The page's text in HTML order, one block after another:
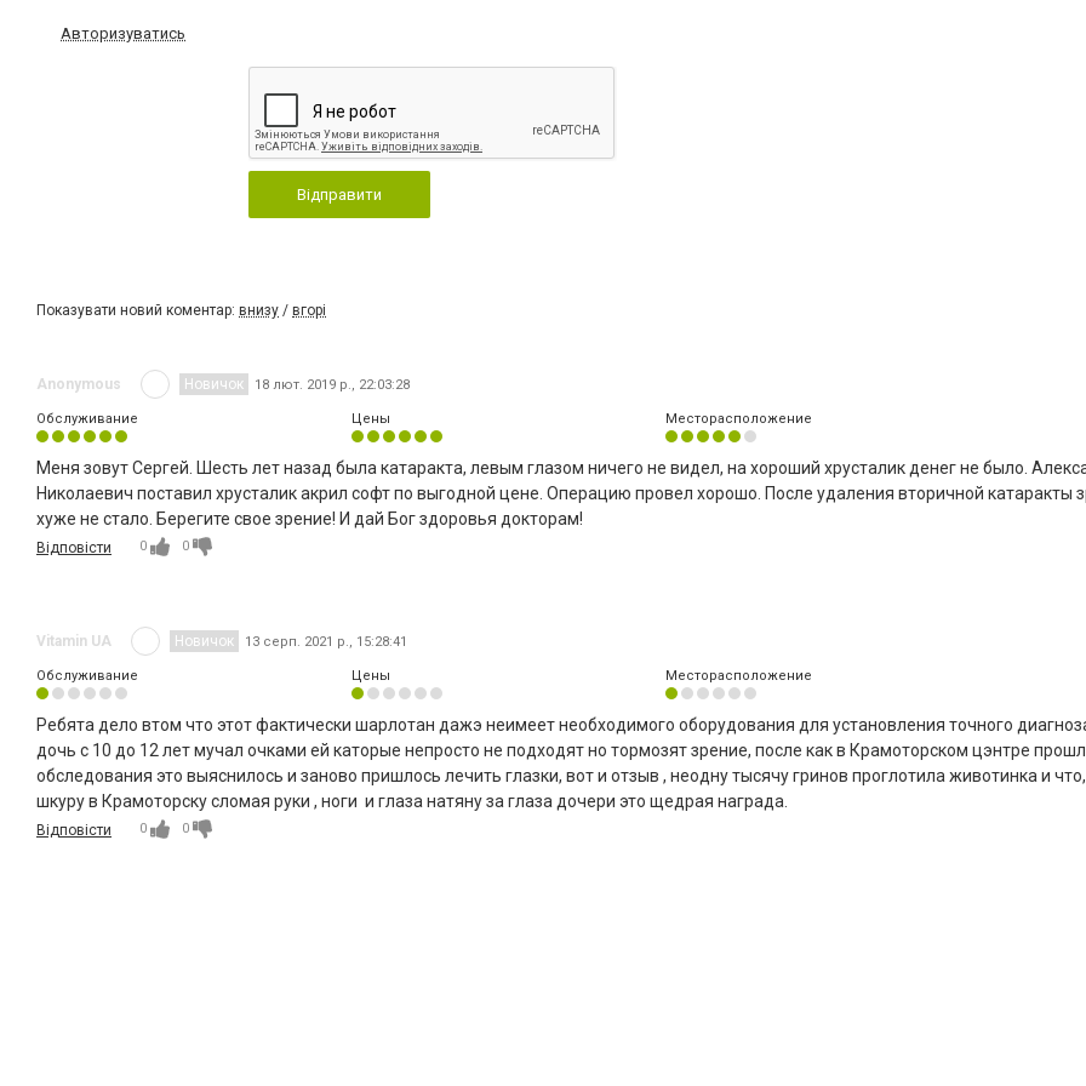
Авторизуватись
Відправити
Показувати новий коментар: внизу / вгорі
Anonymous Новичок 18 лют. 2019 р., 22:03:28
Обслуживание Цены Месторасположение
Меня зовут Сергей. Шесть лет назад была катаракта, левым глазом ничего не видел, на хороший хрусталик денег не было.
Николаевич поставил хрусталик акрил софт по выгодной цене. Операцию провел хорошо. После удаления вторичной катаракты
хуже не стало. Берегите свое зрение! И дай Бог здоровья докторам!
Відповісти 0 0
Vitamin UA Новичок 13 серп. 2021 р., 15:28:41
Обслуживание Цены Месторасположение
Ребята дело втом что этот фактически шарлотан дажэ неимеет необходимого оборудования для установления точного
дочь с 10 до 12 лет мучал очками ей каторые непросто не подходят но тормозят зрение, после как в Крамоторском цэнтре
обследования это выяснилось и заново пришлось лечить глазки, вот и отзыв , неодну тысячу гринов проглотила животинка и
шкуру в Крамоторску сломая руки , ноги и глаза натяну за глаза дочери это щедрая награда.
Відповісти 0 0